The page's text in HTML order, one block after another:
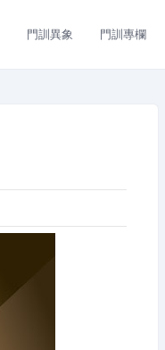
門訓異象 門訓專欄